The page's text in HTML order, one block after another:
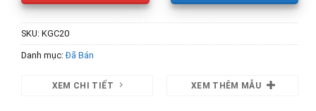
SKU: KGC20
Danh mục:Đã Bán
XEM CHI TIẾT XEM THÊM MẪU